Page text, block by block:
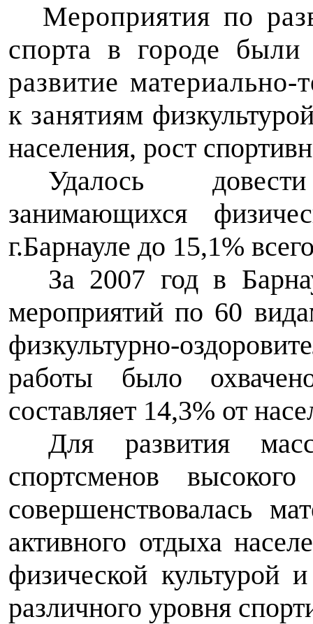
Мероприятия по
спорта в городе
развитие
к занятиям
населения, рост
Удалось
занимающихся
г.Барнауле до 15,1%
За 2007 год в
мероприятий по 60
физкультурно-
работы было
составляет 14,3% от
Для развития
спортсменов
совершенствовалась
активного отдыха
физической культурой
различного уровня